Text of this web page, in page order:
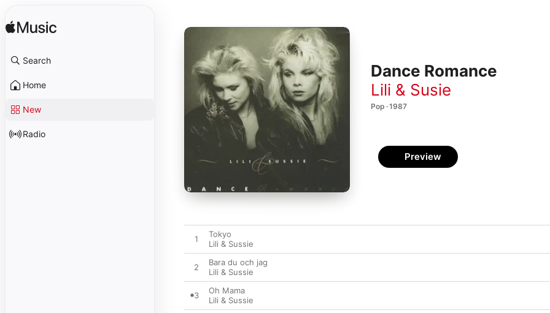
Search
Home
New
Radio
Dance Romance
Lili & Susie
Pop · 1987
Preview
1
Tokyo
Lili & Sussie
2
Bara du och jag
Lili & Sussie
3
Oh Mama
Lili & Sussie